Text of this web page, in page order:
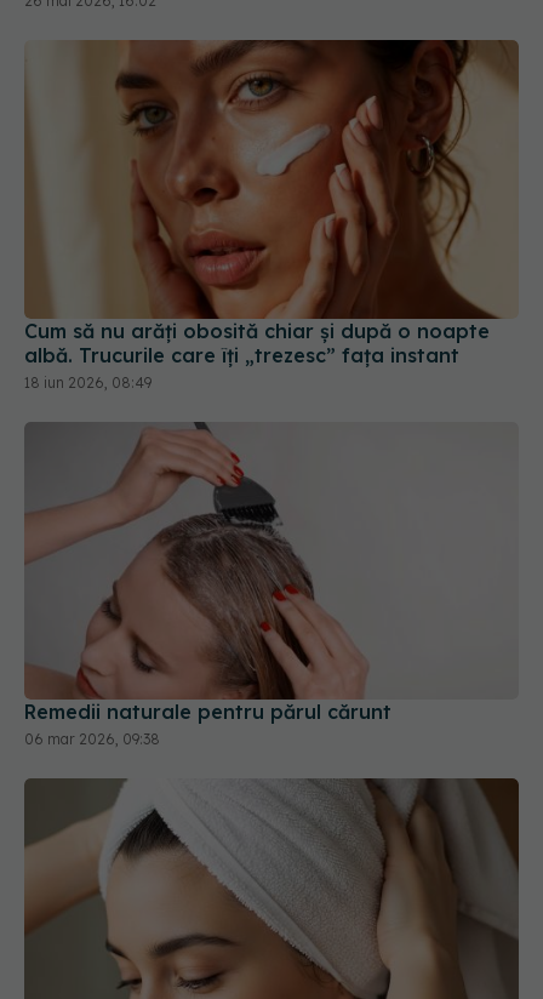
Cum să nu arăți obosită chiar și după o noapte
albă. Trucurile care îți „trezesc” fața instant
18 iun 2026, 08:49
Remedii naturale pentru părul cărunt
06 mar 2026, 09:38